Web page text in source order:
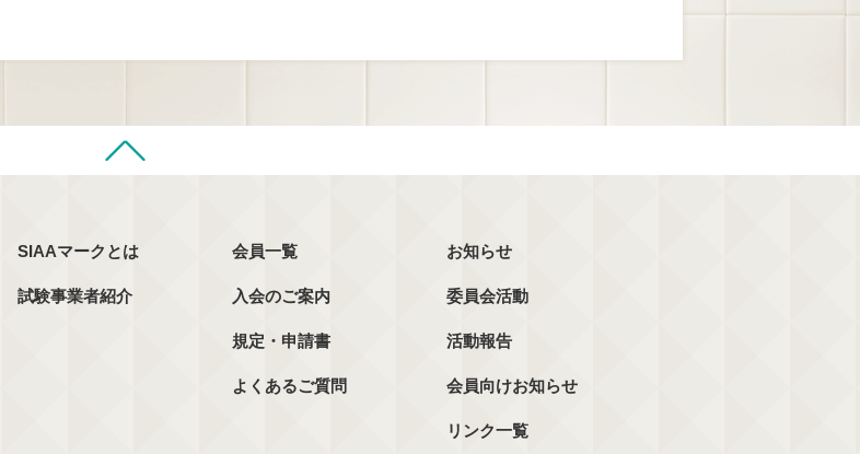
SIAAマークとは
試験事業者紹介
会員一覧
入会のご案内
規定・申請書
よくあるご質問
お知らせ
委員会活動
活動報告
会員向けお知らせ
リンク一覧